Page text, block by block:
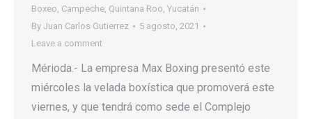
Boxeo, Campeche, Quintana Roo, Yucatán
By Juan Carlos Gutierrez
5 agosto, 2021
Leave a comment
Mérioda.- La empresa Max Boxing presentó este
miércoles la velada boxística que promoverá este
viernes, y que tendrá como sede el Complejo